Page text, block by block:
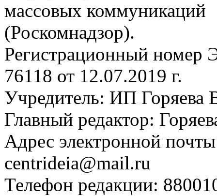
массовых коммуникаций
(Роскомнадзор).
Регистрационный
76118 от 12.07.2019 г.
Учредитель: ИП Горяева
Главный редактор:
Адрес электронной
centrideia@mail.ru
Телефон редакции: